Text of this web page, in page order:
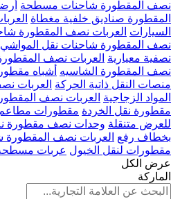
نصف المقطورة شاحنات مسطحة
المقطورة صناديق خلفية مغطاة
السيارات العربات نصف المقطورة
نصف المقطورة شاحنات نقل المواشي
نصفية معيارية العربات نصف
نصف المقطورة الشاسيه أشباه
منصات النقل ذاتية الحركة العربات
المواد الزجاجية العربات نصف
مقطورة نقل الخردة مقطورات مطاعم
للعرض متنقلة وحدات نصف مقطورة
بخطاف رفع العربات نصف المقطورة
مقطورات لنقل الخيول عربات
عرض الكل
الماركة